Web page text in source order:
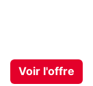
Voir l'offre